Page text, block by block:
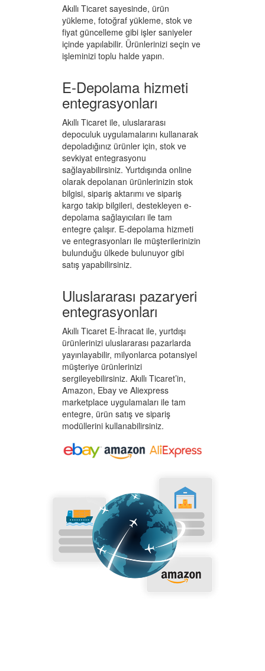
Akıllı Ticaret sayesinde, ürün
yükleme, fotoğraf yükleme, stok ve
fiyat güncelleme gibi işler saniyeler
içinde yapılabilir. Ürünlerinizi seçin ve
işleminizi toplu halde yapın.
E-Depolama hizmeti
entegrasyonları
Akıllı Ticaret ile, uluslararası
depoculuk uygulamalarını kullanarak
depoladığınız ürünler için, stok ve
sevkiyat entegrasyonu
sağlayabilirsiniz. Yurtdışında online
olarak depolanan ürünlerinizin stok
bilgisi, sipariş aktarımı ve sipariş
kargo takip bilgileri, destekleyen e-
depolama sağlayıcıları ile tam
entegre çalışır. E-depolama hizmeti
ve entegrasyonları ile müşterilerinizin
bulunduğu ülkede bulunuyor gibi
satış yapabilirsiniz.
Uluslararası pazaryeri
entegrasyonları
Akıllı Ticaret E-İhracat ile, yurtdışı
ürünlerinizi uluslararası pazarlarda
yayınlayabilir, milyonlarca potansiyel
müşteriye ürünlerinizi
sergileyebilirsiniz. Akıllı Ticaret’in,
Amazon, Ebay ve Aliexpress
marketplace uygulamaları ile tam
entegre, ürün satış ve sipariş
modüllerini kullanabilirsiniz.